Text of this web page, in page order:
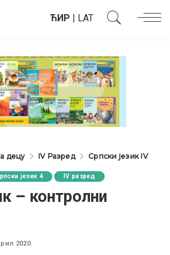
ЋИР | LAT
децу IV Разред Српски језик IV
језик 4 IV разред
– контролни
2020.